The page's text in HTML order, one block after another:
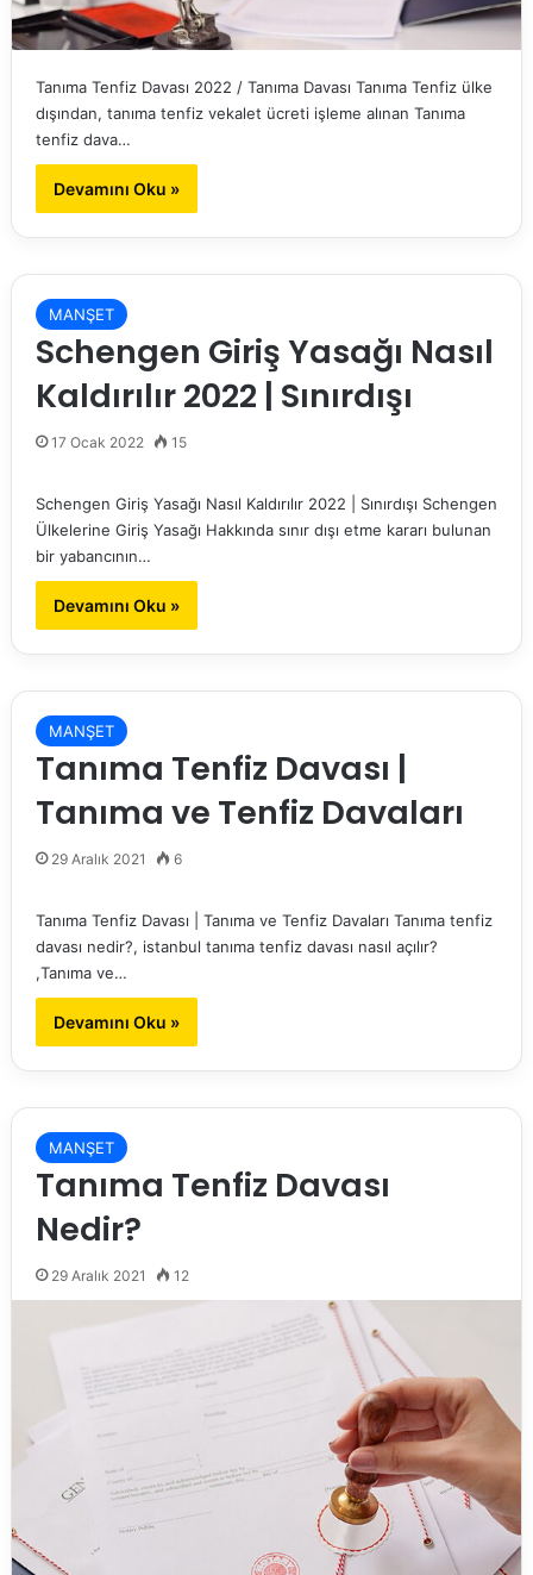
Tanıma Tenfiz Davası 2022 / Tanıma Davası Tanıma Tenfiz ülke
dışından, tanıma tenfiz vekalet ücreti işleme alınan Tanıma
tenfiz dava…
Devamını Oku »
MANŞET
Schengen Giriş Yasağı Nasıl
Kaldırılır 2022 | Sınırdışı
17 Ocak 2022 15
Schengen Giriş Yasağı Nasıl Kaldırılır 2022 | Sınırdışı Schengen
Ülkelerine Giriş Yasağı Hakkında sınır dışı etme kararı bulunan
bir yabancının…
Devamını Oku »
MANŞET
Tanıma Tenfiz Davası |
Tanıma ve Tenfiz Davaları
29 Aralık 2021 6
Tanıma Tenfiz Davası | Tanıma ve Tenfiz Davaları Tanıma tenfiz
davası nedir?, istanbul tanıma tenfiz davası nasıl açılır?
,Tanıma ve…
Devamını Oku »
MANŞET
Tanıma Tenfiz Davası
Nedir?
29 Aralık 2021 12